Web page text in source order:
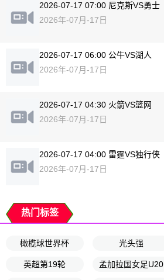
2026-07-17 07:00 尼克斯VS勇士
2026年-07月-17日
2026-07-17 06:00 公牛VS湖人
2026年-07月-17日
2026-07-17 04:30 火箭VS篮网
2026年-07月-17日
2026-07-17 04:00 雷霆VS独行侠
2026年-07月-17日
热门标签
橄榄球世界杯 光头强
英超第19轮 孟加拉国女足U20